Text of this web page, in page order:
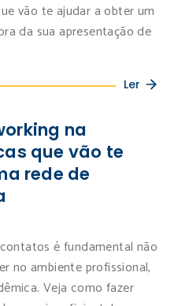
vão te ajudar a obter um
da sua apresentação de
Ler
na
que vão te
rede de
é fundamental não
no ambiente profissional,
Veja como fazer